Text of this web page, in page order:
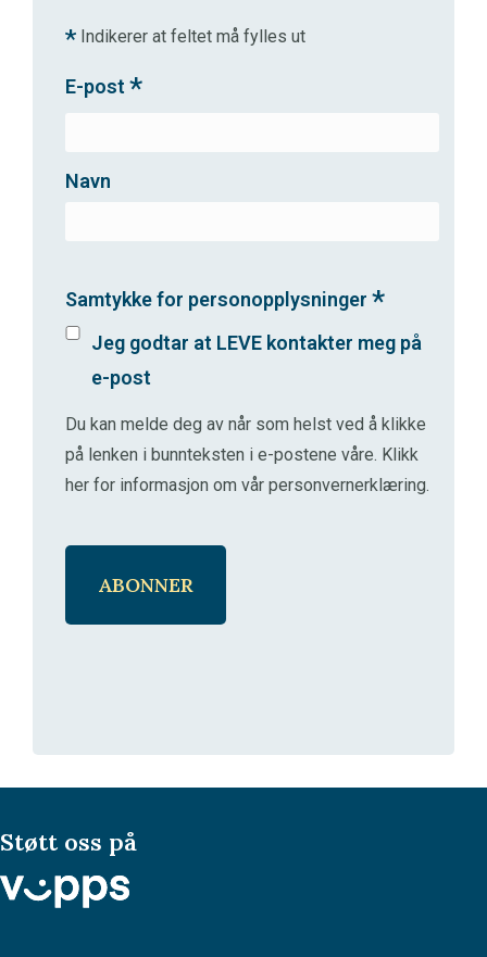
* Indikerer at feltet må fylles ut
E-post *
Navn
Samtykke for personopplysninger *
Jeg godtar at LEVE kontakter meg på
e-post
Du kan melde deg av når som helst ved å klikke
på lenken i bunnteksten i e-postene våre. Klikk
her for informasjon om vår personvernerklæring.
Støtt oss på